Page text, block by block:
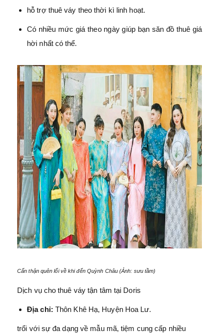
hỗ trợ thuê váy theo thời kì linh hoạt.
Có nhiều mức giá theo ngày giúp bạn săn đồ thuê giá
hời nhất có thể.
Cẩn thận quên lối về khi đến Quỳnh Châu (Ảnh: sưu tầm)
Dịch vụ cho thuê váy tận tâm tại Doris
Địa chỉ: Thôn Khê Hạ, Huyện Hoa Lư.
trổi với sự đa dạng về mẫu mã, tiệm cung cấp nhiều